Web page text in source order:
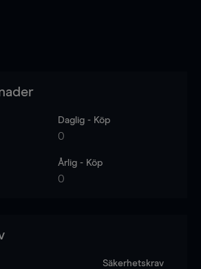
Daglig - Köp
0
Årlig - Köp
0
Säkerhetskrav